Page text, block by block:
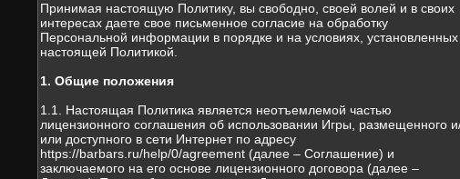
Принимая настоящую Политику, вы свободно, своей волей и в своих
интересах даете свое письменное согласие на обработку
Персональной информации в порядке и на условиях, установленных
настоящей Политикой.
1. Общие положения
1.1. Настоящая Политика является неотъемлемой частью
лицензионного соглашения об использовании Игры, размещенного
или доступного в сети Интернет по адресу
https://barbars.ru/help/0/agreement (далее – Соглашение) и
заключаемого на его основе лицензионного договора (далее –